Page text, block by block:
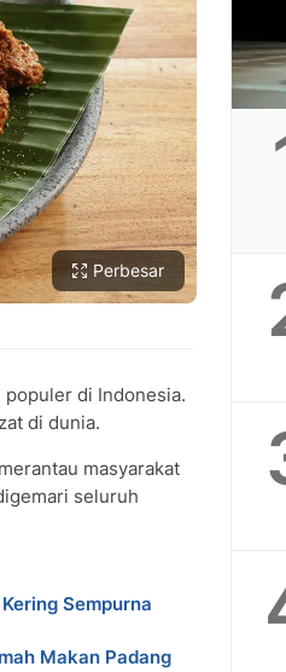
Perbesar
populer di Indonesia.
di dunia.
masyarakat
seluruh
Sempurna
Makan Padang